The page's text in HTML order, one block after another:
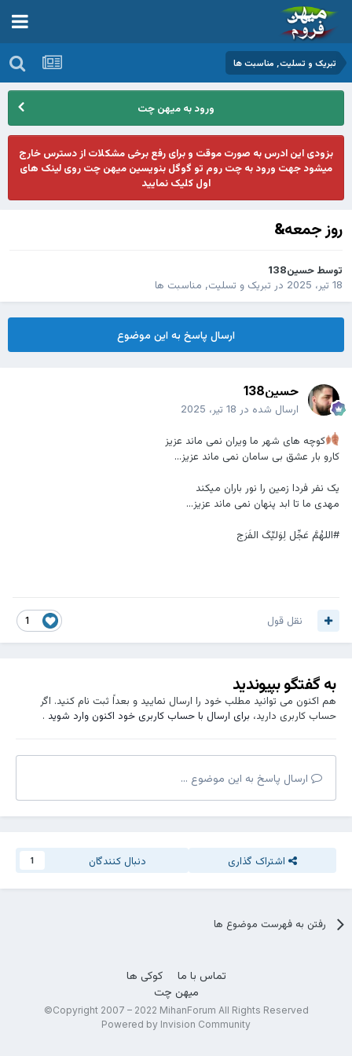
تبریک و تسلیت, مناسبت ها
ورود به میهن چت
بزودی این ادرس به صورت موقت و برای رفع برخی مشکلات از دسترس خارج
میشود جهت ورود به چت روم تو گوگل بنویسین میهن چت روی لینک های
اول کلیک نمایید
روز جمعه&
توسط حسین138
18 تیر، 2025
در تبریک و تسلیت, مناسبت ها
ارسال پاسخ به این موضوع
حسین138
ارسال شده در 18 تیر، 2025
کوچه های شهر ما ویران نمی ماند عزیز
کارو بار عشق بی سامان نمی ماند عزیز...
یک نفر فردا زمین را نور باران میکند
مهدی ما تا ابد پنهان نمی ماند عزیز...
#اللهُمَّ عَجِّل لِوَلیِّکَ الفَرَج
نقل قول
به گفتگو بپیوندید
هم اکنون می توانید مطلب خود را ارسال نمایید و بعداً ثبت نام کنید. اگر
حساب کاربری دارید، برای ارسال با حساب کاربری خود اکنون وارد شوید.
ارسال پاسخ به این موضوع ...
اشتراک گذاری دنبال کنندگان
رفتن به فهرست موضوع ها
تماس با ما
کوکی ها
میهن چت
Copyright 2007 – 2022 MihanForum All Rights Reserved©
Powered by Invision Community